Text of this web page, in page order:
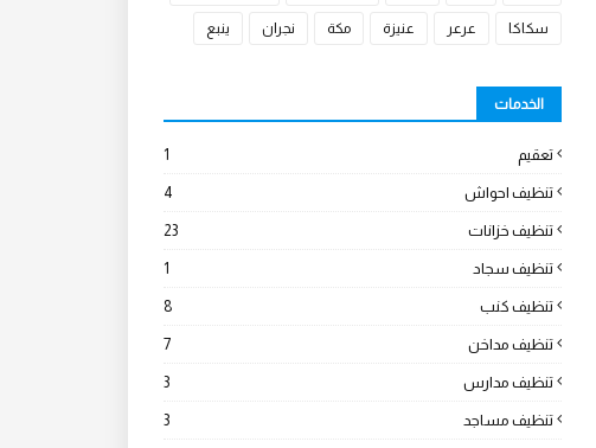
سكاكا عرعر عنيزة مكة نجران ينبع
الخدمات
تعقيم 1
تنظيف احواش 4
تنظيف خزانات 23
تنظيف سجاد 1
تنظيف كنب 8
تنظيف مداخن 7
تنظيف مدارس 3
تنظيف مساجد 3